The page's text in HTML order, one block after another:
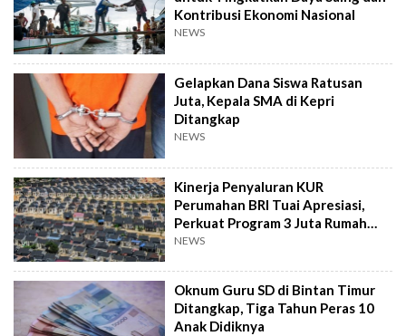
Kontribusi Ekonomi Nasional
NEWS
Gelapkan Dana Siswa Ratusan
Juta, Kepala SMA di Kepri
Ditangkap
NEWS
Kinerja Penyaluran KUR
Perumahan BRI Tuai Apresiasi,
Perkuat Program 3 Juta Rumah
Pemerintah
NEWS
Oknum Guru SD di Bintan Timur
Ditangkap, Tiga Tahun Peras 10
Anak Didiknya